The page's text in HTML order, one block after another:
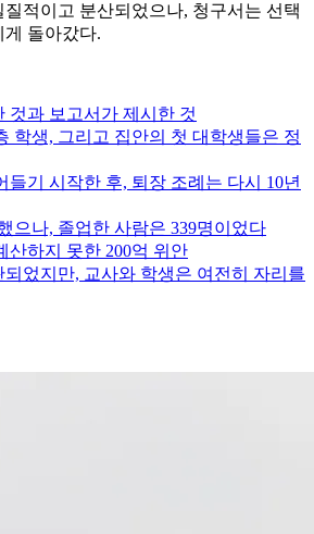
적이고 분산되었으나, 청구서는 선택
게 돌아갔다.
것과 보고서가 제시한 것
학생, 그리고 집안의 첫 대학생들은 정
들기 시작한 후, 퇴장 조례는 다시 10년
으나, 졸업한 사람은 339명이었다
산하지 못한 200억 위안
되었지만, 교사와 학생은 여전히 자리를